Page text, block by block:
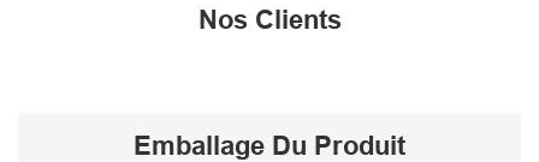
Nos Clients
Emballage Du Produit